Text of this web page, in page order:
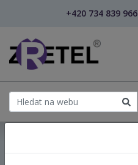
+420 734 839 966